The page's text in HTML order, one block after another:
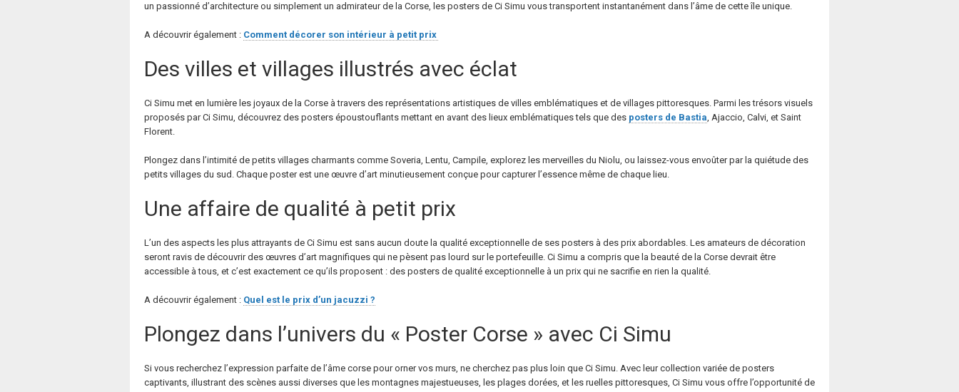
un passionné d’architecture ou simplement un admirateur de la Corse, les posters de Ci Simu vous transportent instantanément dans l’âme de cette île unique.
A découvrir également : Comment décorer son intérieur à petit prix
Des villes et villages illustrés avec éclat
Ci Simu met en lumière les joyaux de la Corse à travers des représentations artistiques de villes emblématiques et de villages pittoresques. Parmi les trésors visuels
proposés par Ci Simu, découvrez des posters époustouflants mettant en avant des lieux emblématiques tels que des posters de Bastia, Ajaccio, Calvi, et Saint
Florent.
Plongez dans l’intimité de petits villages charmants comme Soveria, Lentu, Campile, explorez les merveilles du Niolu, ou laissez-vous envoûter par la quiétude des
petits villages du sud. Chaque poster est une œuvre d’art minutieusement conçue pour capturer l’essence même de chaque lieu.
Une affaire de qualité à petit prix
L’un des aspects les plus attrayants de Ci Simu est sans aucun doute la qualité exceptionnelle de ses posters à des prix abordables. Les amateurs de décoration
seront ravis de découvrir des œuvres d’art magnifiques qui ne pèsent pas lourd sur le portefeuille. Ci Simu a compris que la beauté de la Corse devrait être
accessible à tous, et c’est exactement ce qu’ils proposent : des posters de qualité exceptionnelle à un prix qui ne sacrifie en rien la qualité.
A découvrir également : Quel est le prix d’un jacuzzi ?
Plongez dans l’univers du « Poster Corse » avec Ci Simu
Si vous recherchez l’expression parfaite de l’âme corse pour orner vos murs, ne cherchez pas plus loin que Ci Simu. Avec leur collection variée de posters
captivants, illustrant des scènes aussi diverses que les montagnes majestueuses, les plages dorées, et les ruelles pittoresques, Ci Simu vous offre l’opportunité de